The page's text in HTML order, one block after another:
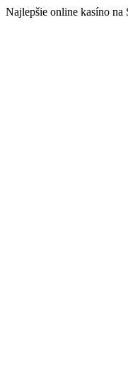
Najlepšie online kasíno